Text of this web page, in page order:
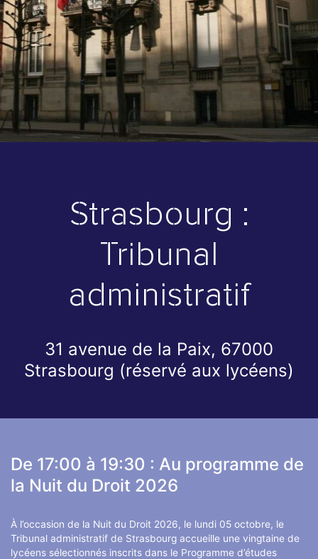
Strasbourg :
Tribunal
administratif
31 avenue de la Paix, 67000
Strasbourg (réservé aux lycéens)
De 17:00 à 19:30 : Au programme de
la Nuit du Droit 2026
À l’occasion de la Nuit du Droit 2026, le lundi 05 octobre, le
Tribunal administratif de Strasbourg accueille une vingtaine de
lycéens sélectionnés inscrits dans le Programme d’études